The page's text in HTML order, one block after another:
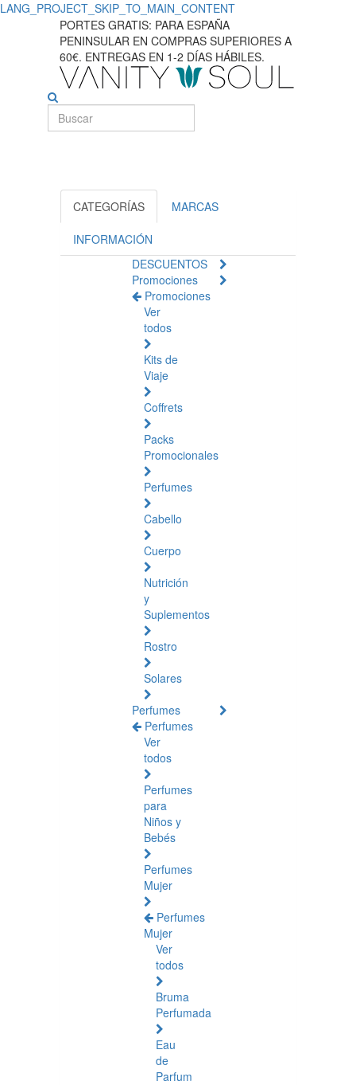
LANG_PROJECT_SKIP_TO_MAIN_CONTENT
Mejores
protectores
solares
corporativos
protección
cobertura
PORTES GRATIS: PARA ESPAÑA
PENINSULAR EN COMPRAS SUPERIORES A
60€. ENTREGAS EN 1-2 DÍAS HÁBILES.
CATEGORÍAS MARCAS
INFORMACIÓN
DESCUENTOS
Promociones
Promociones
Ver
todos
Kits de
Viaje
Coffrets
Packs
Promocionales
Perfumes
Cabello
Cuerpo
Nutrición
y
Suplementos
Rostro
Solares
Perfumes
Perfumes
Ver
todos
Perfumes
para
Niños y
Bebés
Perfumes
Mujer
Perfumes
Mujer
Ver
todos
Bruma
Perfumada
Eau
de
Parfum